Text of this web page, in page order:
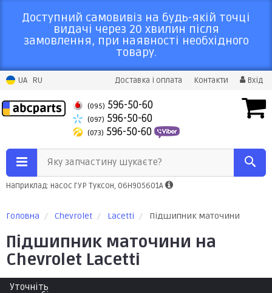
Доступний самовивіз на будь-якій точці
видачі через 20 хвилин після
замовлення, при наявності необхідного
товару.
UA RU Доставка і оплата Контакти Вхід
(095) 596-50-60
(097) 596-50-60
(073) 596-50-60
Яку запчастину шукаєте?
Наприклад: насос ГУР Туксон, 06H905601A
Головна Chevrolet Lacetti Підшипник маточини
Підшипник маточини на
Chevrolet Lacetti
Уточніть